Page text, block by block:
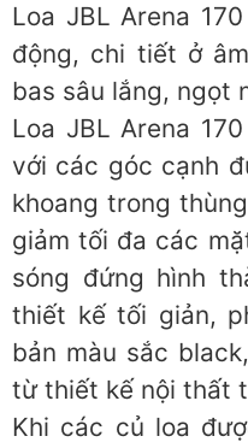
Loa JBL Arena
động, chi tiết ở
bas sâu lắng, ngọt
Loa JBL Arena
với các góc cạnh
khoang trong
giảm tối đa các
sóng đứng hình
thiết kế tối giản,
bản màu sắc
từ thiết kế nội thất
Khi các củ loa